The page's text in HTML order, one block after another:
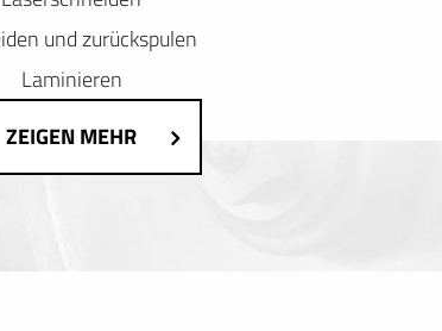
und zurückspulen
Laminieren
ZEIGEN MEHR